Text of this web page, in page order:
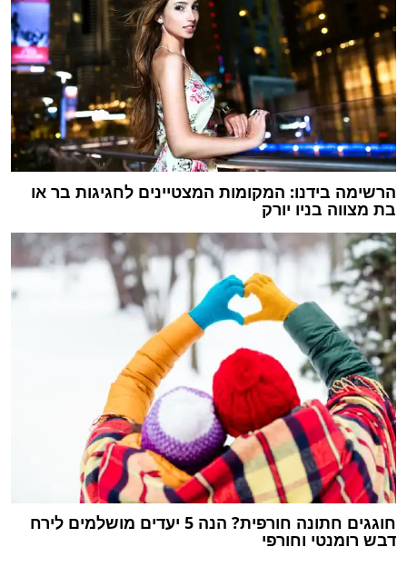
הרשימה בידנו: המקומות המצטיינים לחגיגות בר או
בת מצווה בניו יורק
חוגגים חתונה חורפית? הנה 5 יעדים מושלמים לירח
דבש רומנטי וחורפי